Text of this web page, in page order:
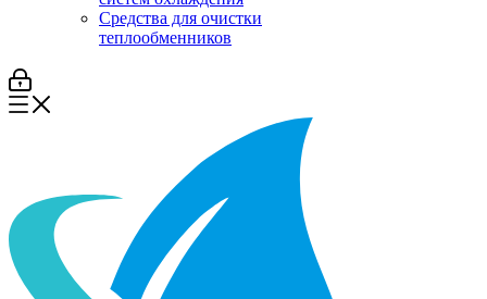
Средства для очистки
теплообменников